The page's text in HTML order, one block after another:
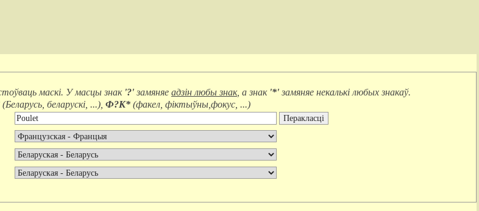
маскі. У масцы знак '?' замяняе адзін любы знак, а знак '*' замяняе некалькі любых знакаў.
(Беларусь, беларускі, ...), Ф?К* (факел, фіктыўны,фокус, ...)